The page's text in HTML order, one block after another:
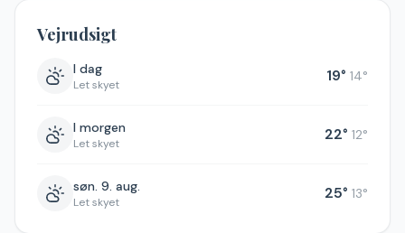
Vejrudsigt
I dag
Let skyet 19° 14°
I morgen
Let skyet 22° 12°
søn. 9. aug.
Let skyet 25° 13°